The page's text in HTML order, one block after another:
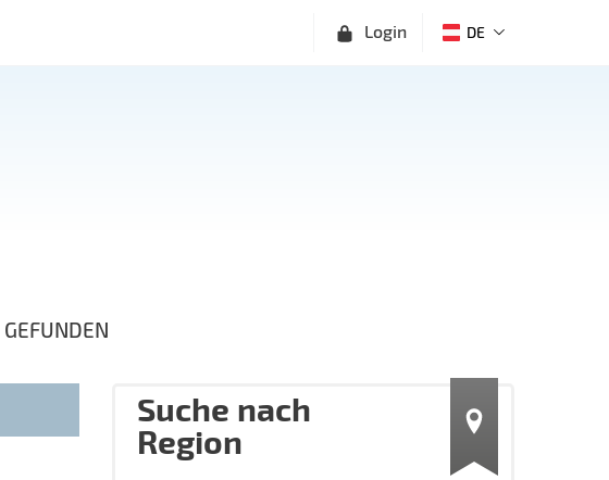
Login DE
GEFUNDEN
Suche nach
Region